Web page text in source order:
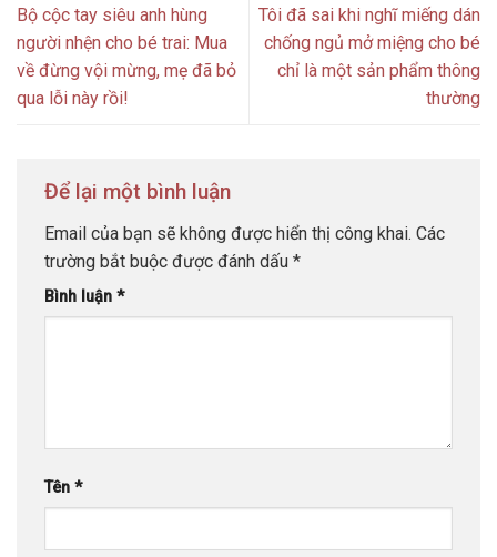
Bộ cộc tay siêu anh hùng
người nhện cho bé trai: Mua
về đừng vội mừng, mẹ đã bỏ
qua lỗi này rồi!
Tôi đã sai khi nghĩ miếng dán
chống ngủ mở miệng cho bé
chỉ là một sản phẩm thông
thường
Để lại một bình luận
Email của bạn sẽ không được hiển thị công khai. Các
trường bắt buộc được đánh dấu *
Bình luận *
Tên *